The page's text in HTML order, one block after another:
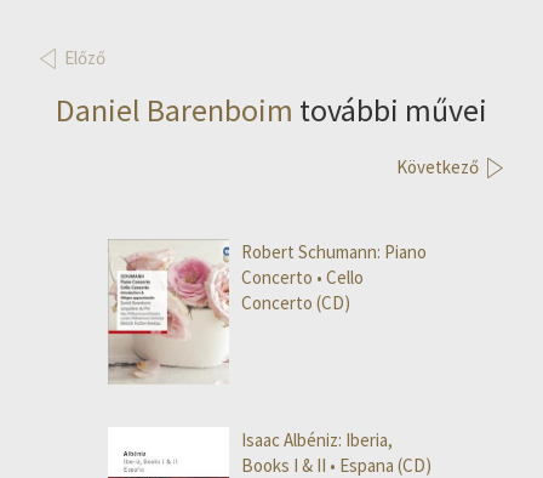
Előző
Daniel Barenboim további művei
Következő
Robert Schumann: Piano
Concerto • Cello
Concerto (CD)
Isaac Albéniz: Iberia,
Books I & II • Espana (CD)